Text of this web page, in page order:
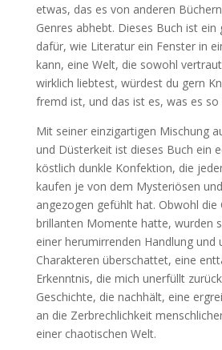
etwas, das es von anderen
Genres abhebt. Dieses Buch ist
dafür, wie Literatur ein Fenster in
kann, eine Welt, die sowohl
wirklich liebtest, würdest du gern
fremd ist, und das ist es, was es
Mit seiner einzigartigen Mischung
und Düsterkeit ist dieses Buch ein
köstlich dunkle Konfektion, die
kaufen je von dem Mysteriösen
angezogen gefühlt hat. Obwohl die
brillanten Momente hatte, wurden
einer herumirrenden Handlung und
Charakteren überschattet, eine
Erkenntnis, die mich unerfüllt
Geschichte, die nachhält, eine
an die Zerbrechlichkeit
einer chaotischen Welt.